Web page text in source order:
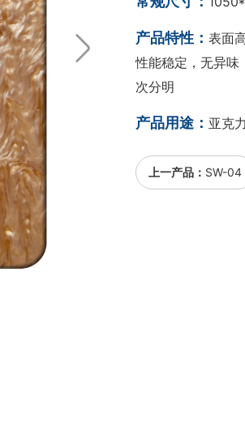
产品特性： 表面
性能稳定，无异味
次分明
产品用途： 亚克
上一产品： SW-04